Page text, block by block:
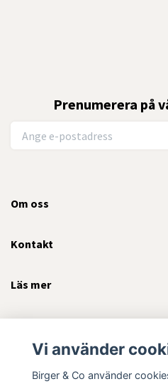
Prenumerera på
Om oss
Kontakt
Läs mer
Vi använder
Birger & Co använder